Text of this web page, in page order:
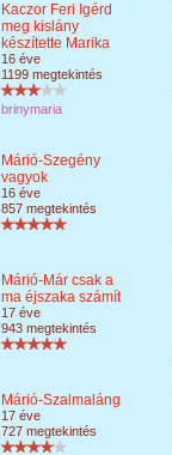
Kaczor Feri Igérd
meg kislány
készítette Marika
16 éve
1199 megtekintés
brinymaria
Márió-Szegény
vagyok
16 éve
857 megtekintés
Márió-Már csak a
ma éjszaka számít
17 éve
943 megtekintés
Márió-Szalmaláng
17 éve
727 megtekintés